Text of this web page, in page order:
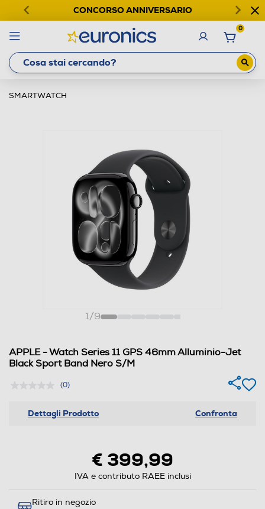
CONCORSO ANNIVERSARIO
0
SMARTWATCH
1/9
APPLE - Watch Series 11 GPS 46mm Alluminio-Jet
Black Sport Band Nero S/M
(0)
Dettagli Prodotto Confronta
€ 399,99
IVA e contributo RAEE inclusi
Ritiro in negozio